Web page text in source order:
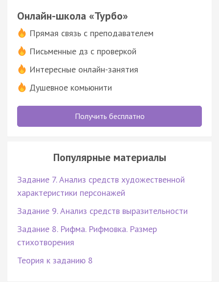
Онлайн-школа «Турбо»
Прямая связь с преподавателем
Письменные дз с проверкой
Интересные онлайн-занятия
Душевное комьюнити
Получить бесплатно
Популярные материалы
Задание 7. Анализ средств художественной
характеристики персонажей
Задание 9. Анализ средств выразительности
Задание 8. Рифма. Рифмовка. Размер
стихотворения
Теория к заданию 8